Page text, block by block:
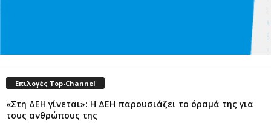
Επιλογές Top-Channel
«Στη ΔΕΗ γίνεται»: Η ΔΕΗ παρουσιάζει το όραμά της για
τους ανθρώπους της